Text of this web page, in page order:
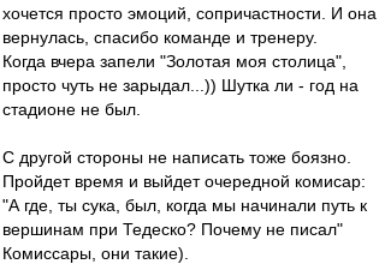
хочется просто эмоций, сопричастности. И она
вернулась, спасибо команде и тренеру.
Когда вчера запели "Золотая моя столица",
просто чуть не зарыдал...)) Шутка ли - год на
стадионе не был.
С другой стороны не написать тоже боязно.
Пройдет время и выйдет очередной комисар:
"А где, ты сука, был, когда мы начинали путь к
вершинам при Тедеско? Почему не писал"
Комиссары, они такие).